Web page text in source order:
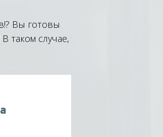
Вы готовы
таком случае,